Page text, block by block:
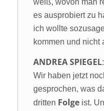
es ausprobiert zu
ich wollte
kommen und nicht
ANDREA SPIEGEL
Wir haben jetzt
gesprochen, was
dritten Folgeist.